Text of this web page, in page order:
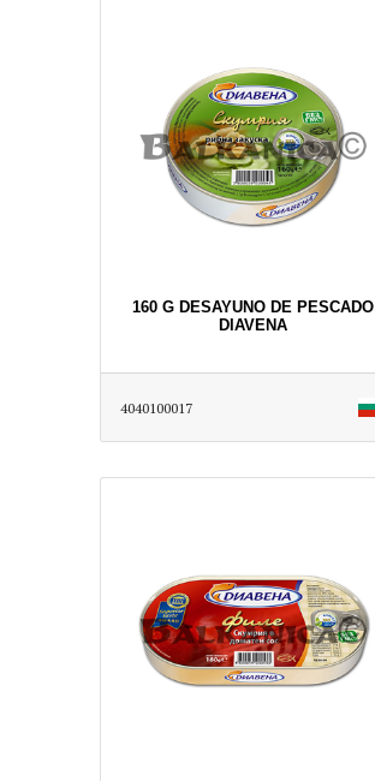
160 G DESAYUNO DE PESCADO
DIAVENA
4040100017